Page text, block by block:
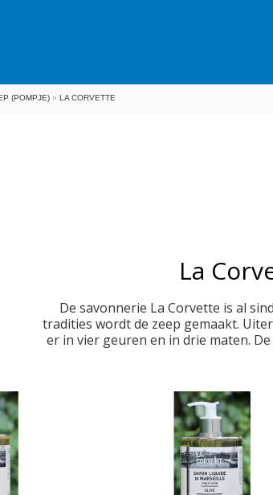
(POMPJE) » LA CORVETTE
La
De savonnerie La Corvette is al
tradities wordt de zeep gemaakt.
er in vier geuren en in drie maten.